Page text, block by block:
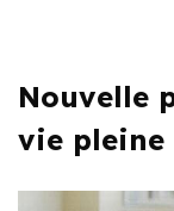
Nouvelle
vie pleine